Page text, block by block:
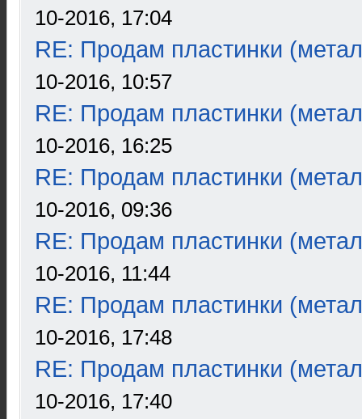
10-2016, 17:04
RE: Продам пластинки
10-2016, 10:57
RE: Продам пластинки
10-2016, 16:25
RE: Продам пластинки
10-2016, 09:36
RE: Продам пластинки
10-2016, 11:44
RE: Продам пластинки
10-2016, 17:48
RE: Продам пластинки
10-2016, 17:40